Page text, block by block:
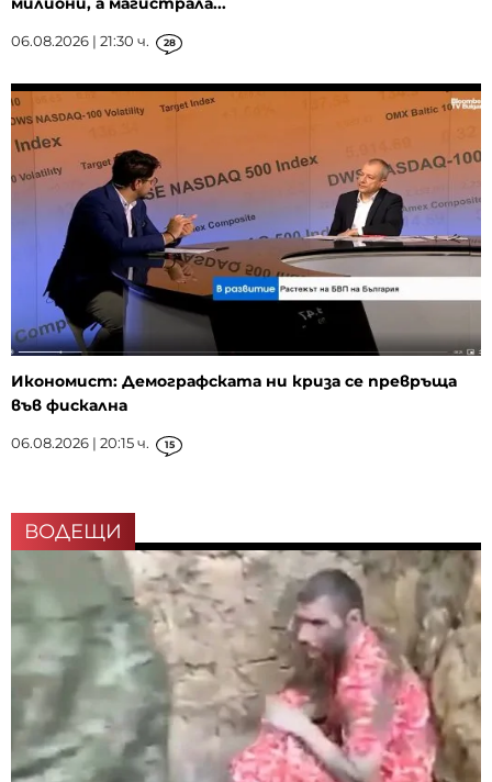
06.08.2026 | 21:30 ч. 28
Икономист: Демографската ни криза се превръща
във фискална
06.08.2026 | 20:15 ч. 15
ВОДЕЩИ